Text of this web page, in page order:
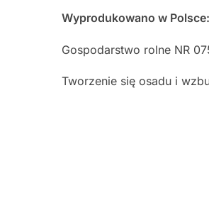
Wyprodukowano w Polsce:
Gospodarstwo rolne NR
Tworzenie się osadu i